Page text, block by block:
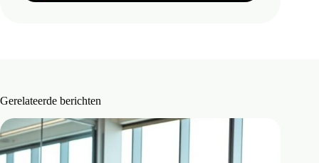
Gerelateerde berichten